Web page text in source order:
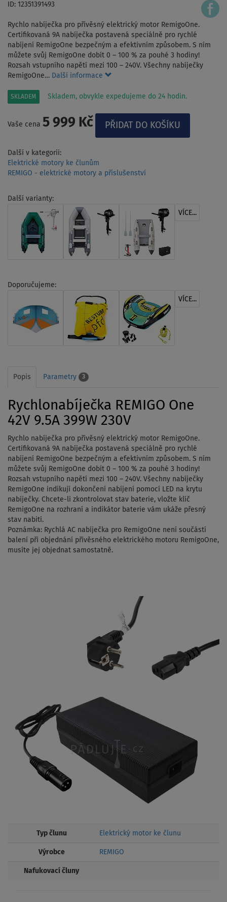
ID: 12351391493
Rychlo nabíječka pro přívěsný elektrický motor RemigoOne.
Certifikovaná 9A nabíječka postavená speciálně pro rychlé
nabíjení RemigoOne bezpečným a efektivním způsobem. S ním
můžete svůj RemigoOne dobít 0 – 100 % za pouhé 3 hodiny!
Rozsah vstupního napětí mezi 100 – 240V. Všechny nabíječky
RemigoOne… Další informace
SKLADEM Skladem, obvykle expedujeme do 24 hodin.
Vaše cena 5 999 Kč
Další v kategorii:
Elektrické motory ke člunům
REMIGO - elektrické motory a příslušenství
Další varianty:
VÍCE...
Doporučujeme:
VÍCE...
Popis Parametry 3
Rychlonabíječka REMIGO One
42V 9.5A 399W 230V
Rychlo nabíječka pro přívěsný elektrický motor RemigoOne.
Certifikovaná 9A nabíječka postavená speciálně pro rychlé
nabíjení RemigoOne bezpečným a efektivním způsobem. S ním
můžete svůj RemigoOne dobít 0 – 100 % za pouhé 3 hodiny!
Rozsah vstupního napětí mezi 100 – 240V. Všechny nabíječky
RemigoOne indikují dokončení nabíjení pomocí LED na krytu
nabíječky. Chcete-li zkontrolovat stav baterie, vložte klíč
RemigoOne na rozhraní a indikátor baterie vám ukáže přesný
stav nabití.
Poznámka: Rychlá AC nabíječka pro RemigoOne není součástí
balení při objednání přívěsného elektrického motoru RemigoOne,
musíte jej objednat samostatně.
Typ člunu Elektrický motor ke člunu
Výrobce REMIGO
Nafukovací čluny